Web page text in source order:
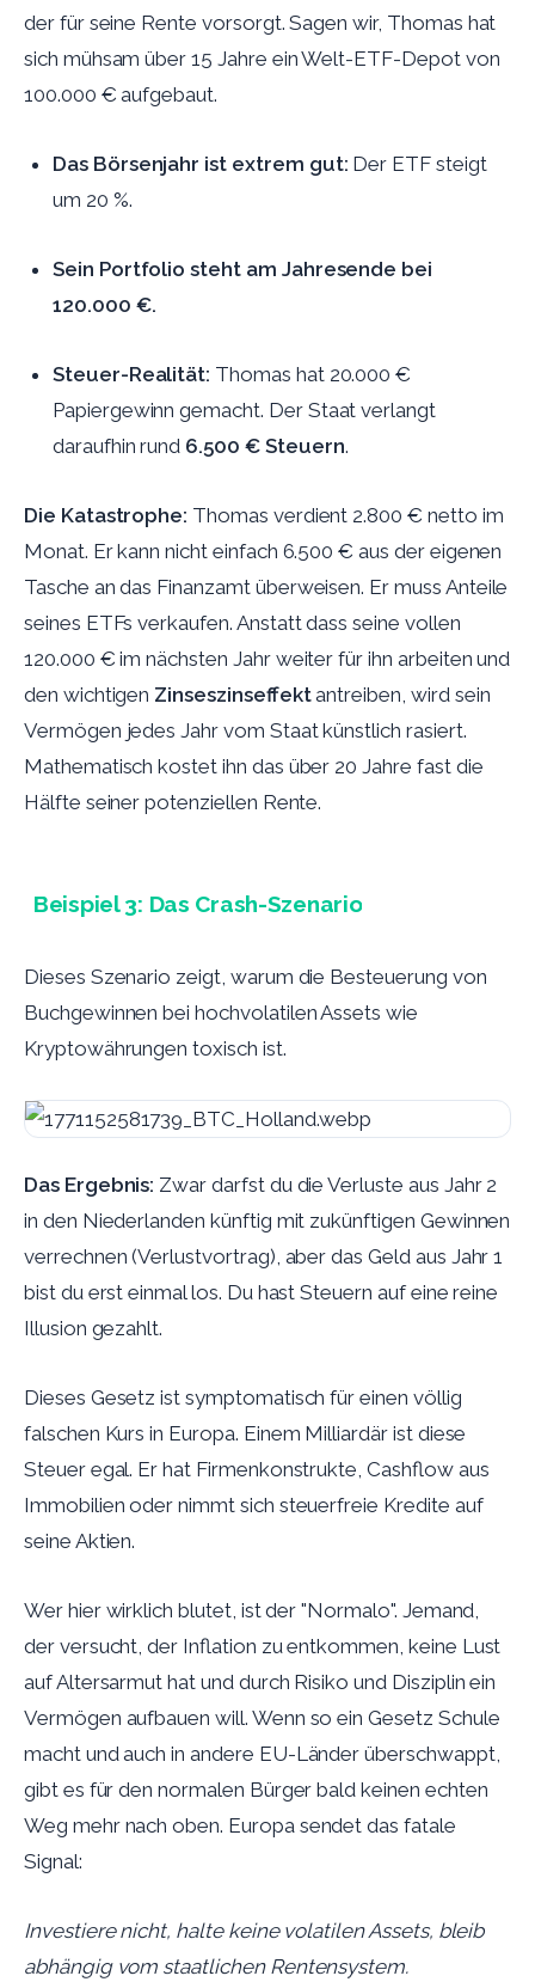
der für seine Rente vorsorgt. Sagen wir, Thomas hat
sich mühsam über 15 Jahre ein Welt-ETF-Depot von
100.000 € aufgebaut.
Das Börsenjahr ist extrem gut: Der ETF steigt
um 20 %.
Sein Portfolio steht am Jahresende bei
120.000 €.
Steuer-Realität: Thomas hat 20.000 €
Papiergewinn gemacht. Der Staat verlangt
daraufhin rund 6.500 € Steuern.
Die Katastrophe: Thomas verdient 2.800 € netto im
Monat. Er kann nicht einfach 6.500 € aus der eigenen
Tasche an das Finanzamt überweisen. Er muss Anteile
seines ETFs verkaufen. Anstatt dass seine vollen
120.000 € im nächsten Jahr weiter für ihn arbeiten und
den wichtigen Zinseszinseffektantreiben, wird sein
Vermögen jedes Jahr vom Staat künstlich rasiert.
Mathematisch kostet ihn das über 20 Jahre fast die
Hälfte seiner potenziellen Rente.
Beispiel 3: Das Crash-Szenario
Dieses Szenario zeigt, warum die Besteuerung von
Buchgewinnen bei hochvolatilen Assets wie
Kryptowährungen toxisch ist.
Das Ergebnis: Zwar darfst du die Verluste aus Jahr 2
in den Niederlanden künftig mit zukünftigen Gewinnen
verrechnen (Verlustvortrag), aber das Geld aus Jahr 1
bist du erst einmal los. Du hast Steuern auf eine reine
Illusion gezahlt.
Dieses Gesetz ist symptomatisch für einen völlig
falschen Kurs in Europa. Einem Milliardär ist diese
Steuer egal. Er hat Firmenkonstrukte, Cashflow aus
Immobilien oder nimmt sich steuerfreie Kredite auf
seine Aktien.
Wer hier wirklich blutet, ist der "Normalo". Jemand,
der versucht, der Inflation zu entkommen, keine Lust
auf Altersarmut hat und durch Risiko und Disziplin ein
Vermögen aufbauen will. Wenn so ein Gesetz Schule
macht und auch in andere EU-Länder überschwappt,
gibt es für den normalen Bürger bald keinen echten
Weg mehr nach oben. Europa sendet das fatale
Signal:
Investiere nicht, halte keine volatilen Assets, bleib
abhängig vom staatlichen Rentensystem.